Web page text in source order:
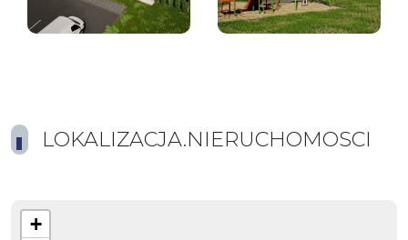
LOKALIZACJA.NIERUCHOMOSCI
+